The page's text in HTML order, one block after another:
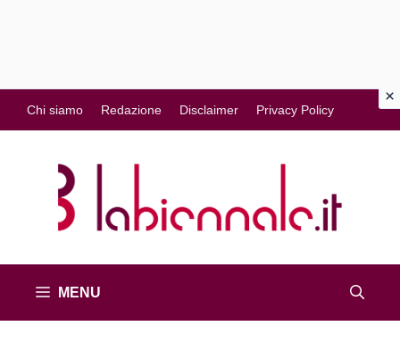
al
contenuto
Chi siamo Redazione Disclaimer Privacy Policy
MENU